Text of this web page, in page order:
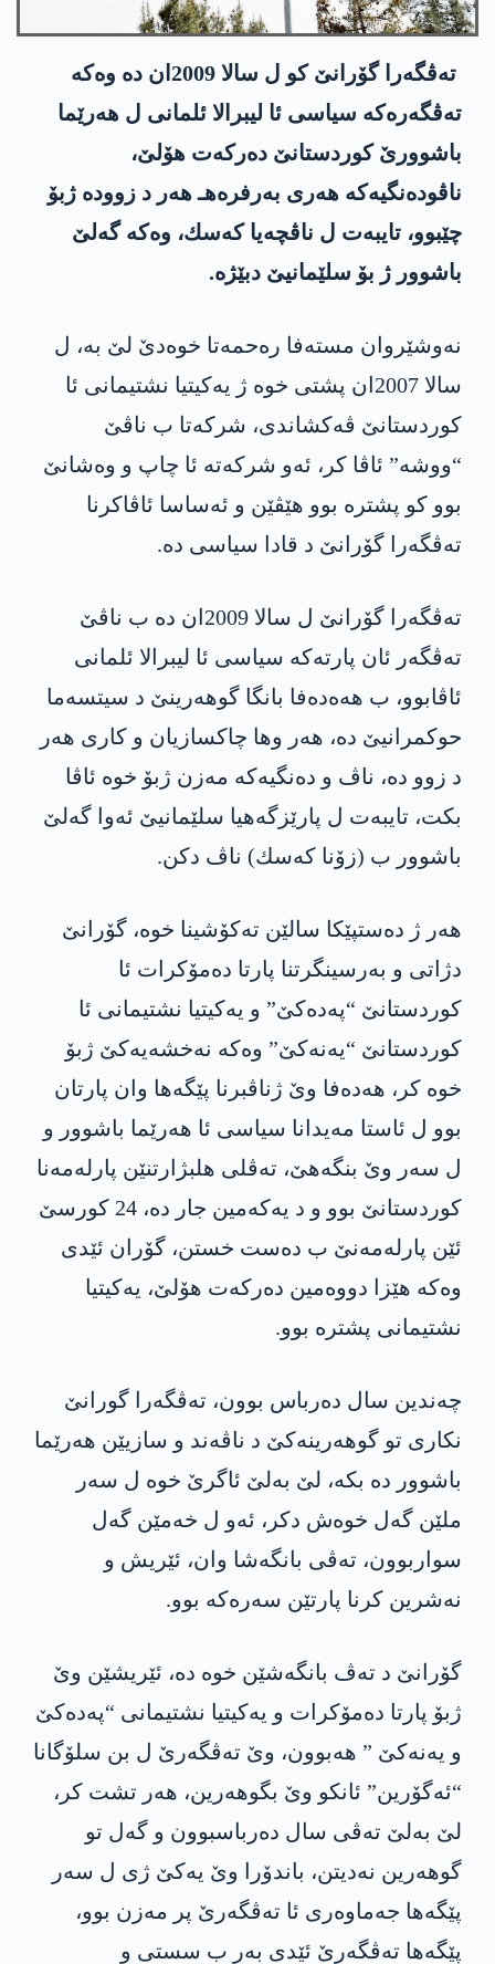
ته‌ڤگه‌را گۆرانێ كو ل سالا 2009ان ده‌ وه‌كه‌
ته‌ڤگه‌ره‌كه‌ سیاسی ئا لیبرالا ئلمانی ل هه‌رێما
باشوورێ كوردستانێ ده‌ركه‌ت هۆلێ،
ناڤوده‌نگیه‌كه‌ هه‌ری به‌رفره‌هـ هه‌ر د زووده‌ ژبۆ
چێبوو، تایبه‌ت ل ناڤچه‌یا كه‌سك، وه‌كه‌ گه‌لێ
باشوور ژ بۆ سلێمانیێ دبێژه.
نه‌وشێروان مسته‌فا ره‌حمه‌تا خوه‌دێ لێ به‌، ل
سالا 2007ان پشتی خوه‌ ژ یه‌كیتیا نشتیمانی ئا
كوردستانێ ڤه‌كشاندی، شركه‌تا ب ناڤێ
“ووشه‌” ئاڤا كر، ئه‌و شركه‌ته‌ ئا چاپ و وه‌شانێ
بوو كو پشتره‌ بوو هێڤێن و ئه‌ساسا ئاڤاكرنا
ته‌ڤگه‌را گۆرانێ د قادا سیاسی ده‌.
ته‌ڤگه‌را گۆرانێ ل سالا 2009ان ده‌ ب ناڤێ
ته‌ڤگه‌ر ئان پارته‌كه‌ سیاسی ئا لیبرالا ئلمانی
ئاڤابوو، ب هه‌ه‌ده‌فا بانگا گوهه‌رینێ د سیتسه‌ما
حوكمرانیێ ده‌، هه‌ر وها چاكسازیان و كاری هه‌ر
د زوو ده‌، ناڤ و ده‌نگیه‌كه‌ مه‌زن ژبۆ خوه‌ ئاڤا
بكت، تایبه‌ت ل پارێزگه‌هیا سلێمانیێ ئه‌وا گه‌لێ
باشوور ب (زۆنا كه‌سك) ناڤ دكن.
هه‌ر ژ ده‌ستپێكا سالێن ته‌كۆشینا خوه‌، گۆرانێ
دژاتی و به‌رسینگرتنا پارتا ده‌مۆكرات ئا
كوردستانێ “په‌ده‌كێ” و یه‌كیتیا نشتیمانی ئا
كوردستانێ “یه‌نه‌كێ” وه‌كه‌ نه‌خشه‌یه‌كێ ژبۆ
خوه‌ كر، هه‌ده‌فا وێ ژناڤبرنا پێگه‌ها وان پارتان
بوو ل ئاستا مه‌یدانا سیاسی ئا هه‌رێما باشوور و
ل سه‌ر وێ بنگه‌هێ، ته‌ڤلی هلبژارتنێن پارله‌مه‌نا
كوردستانێ بوو و د یه‌كه‌مین جار ده‌، 24 كورسێ
ئێن پارله‌مه‌نێ ب ده‌ست خستن، گۆران ئێدی
وه‌كه‌ هێزا دووه‌مین ده‌ركه‌ت هۆلێ، یه‌كیتیا
نشتیمانی پشتره‌ بوو.
چه‌ندین سال ده‌رباس بوون، ته‌ڤگه‌را گورانێ
نكاری تو گوهه‌رینه‌كێ د ناڤه‌ند و سازیێن هه‌رێما
باشوور ده‌ بكه‌، لێ به‌لێ ئاگرێ خوه‌ ل سه‌ر
ملێن گه‌ل خوه‌ش دكر، ئه‌و ل خه‌مێن گه‌ل
سواربوون، ته‌ڤی بانگه‌شا وان، ئێریش و
نه‌شرین كرنا پارتێن سه‌ره‌كه‌ بوو.
گۆرانێ د ته‌ڤ بانگه‌شێن خوه‌ ده‌، ئێریشێن وێ
ژبۆ پارتا ده‌مۆكرات و یه‌كیتیا نشتیمانی “په‌ده‌كێ
و یه‌نه‌كێ ” هه‌بوون، وێ ته‌ڤگه‌رێ ل بن سلۆگانا
“ئه‌گۆرین” ئانكو وێ بگوهه‌رین، هه‌ر تشت كر،
لێ به‌لێ ته‌ڤی سال ده‌رباسبوون و گه‌ل تو
گوهه‌رین نه‌دیتن، باندۆرا وێ یه‌كێ ژی ل سه‌ر
پێگه‌ها جه‌ماوه‌ری ئا ته‌ڤگه‌رێ پر مه‌زن بوو،
پێگه‌ها ته‌ڤگه‌رێ ئێدی به‌ر ب سستی و